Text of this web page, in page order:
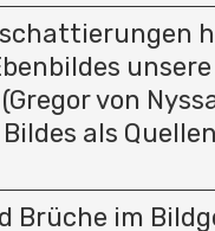
von
als
Brüche im